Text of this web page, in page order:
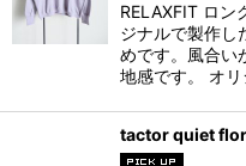
RELAXFIT ロン
ジナルで製作し
めです。風合い
地感です。 オ
tactor quiet